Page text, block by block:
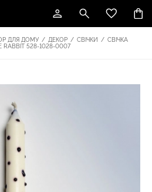
ДЛЯ ДОМУ / ДЕКОР / СВІЧКИ / СВІЧКА
RABBIT 528-1028-0007